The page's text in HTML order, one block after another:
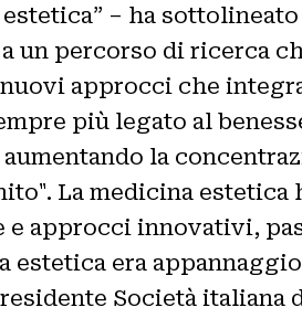
– ha sottolineato
un percorso di ricerca
approcci che
più legato al
la
La medicina estetica
approcci innovativi,
estetica era
Società italiana